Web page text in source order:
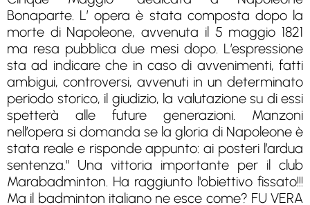
Bonaparte. L’ opera è stata composta dopo la
morte di Napoleone, avvenuta il 5 maggio 1821
ma resa pubblica due mesi dopo. L’espressione
sta ad indicare che in caso di avvenimenti, fatti
ambigui, controversi, avvenuti in un determinato
periodo storico, il giudizio, la valutazione su di essi
spetterà alle future generazioni. Manzoni
nell’opera si domanda se la gloria di Napoleone è
stata reale e risponde appunto: ai posteri l’ardua
sentenza." Una vittoria importante per il club
Marabadminton. Ha raggiunto l'obiettivo fissato!!!
Ma il badminton italiano ne esce come? FU VERA